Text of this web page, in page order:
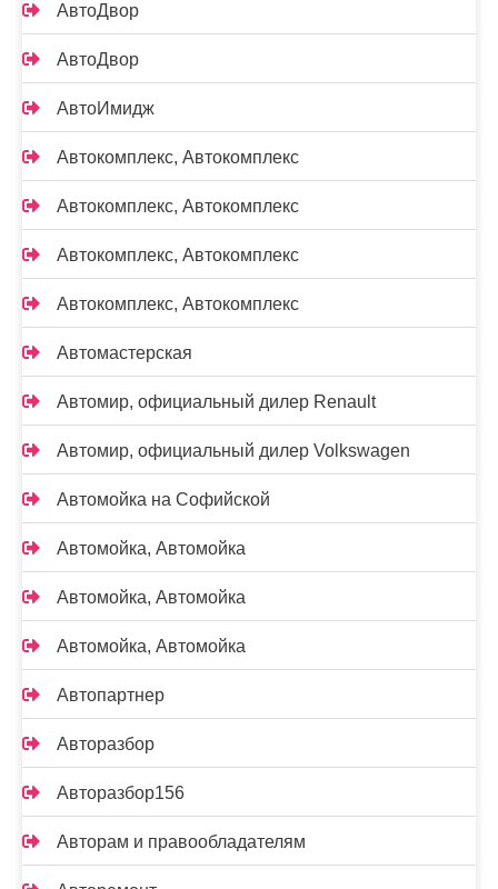
АвтоДвор
АвтоДвор
АвтоИмидж
Автокомплекс, Автокомплекс
Автокомплекс, Автокомплекс
Автокомплекс, Автокомплекс
Автокомплекс, Автокомплекс
Автомастерская
Автомир, официальный дилер Renault
Автомир, официальный дилер Volkswagen
Автомойка на Софийской
Автомойка, Автомойка
Автомойка, Автомойка
Автомойка, Автомойка
Автопартнер
Авторазбор
Авторазбор156
Авторам и правообладателям